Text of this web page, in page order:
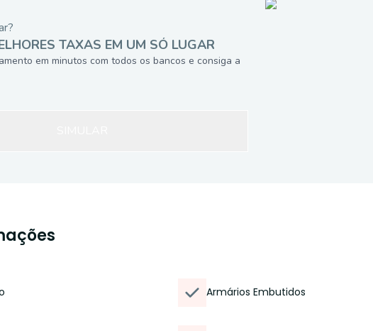
TAXAS EM UM SÓ LUGAR
em minutos com todos os bancos e consiga a
Armários Embutidos